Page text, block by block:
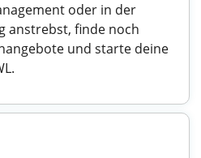
oder in der
anstrebst, finde noch
und starte deine